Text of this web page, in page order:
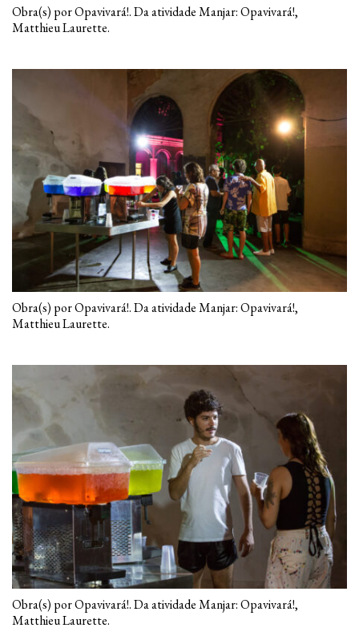
Obra(s) por Opavivará!. Da atividade Manjar: Opavivará!,
Matthieu Laurette.
Obra(s) por Opavivará!. Da atividade Manjar: Opavivará!,
Matthieu Laurette.
Obra(s) por Opavivará!. Da atividade Manjar: Opavivará!,
Matthieu Laurette.